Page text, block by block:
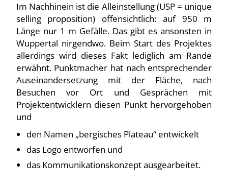
Im Nachhinein ist die Alleinstellung (USP = unique
selling proposition) offensichtlich: auf 950 m
Länge nur 1 m Gefälle. Das gibt es ansonsten in
Wuppertal nirgendwo. Beim Start des Projektes
allerdings wird dieses Fakt lediglich am Rande
erwähnt. Punktmacher hat nach entsprechender
Auseinandersetzung mit der Fläche, nach
Besuchen vor Ort und Gesprächen mit
Projektentwicklern diesen Punkt hervorgehoben
und
den Namen „bergisches Plateau“ entwickelt
das Logo entworfen und
das Kommunikationskonzept ausgearbeitet.